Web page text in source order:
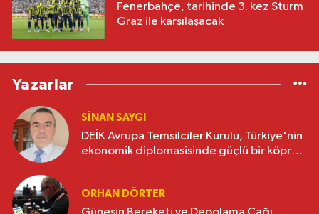
Fenerbahçe, tarihinde 3. kez Sturm
Graz ile karşılaşacak
Yazarlar
SINAN SAYGI
DEİK Avrupa Temsilciler Kurulu, Türkiye'nin
ekonomik diplomasisinde güçlü bir köprü
ORHAN DÖRTER